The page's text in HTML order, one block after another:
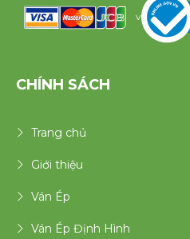
v
CHÍNH SÁCH
Trang chủ
Giới thiệu
Ván Ép
Ván Ép Định Hình